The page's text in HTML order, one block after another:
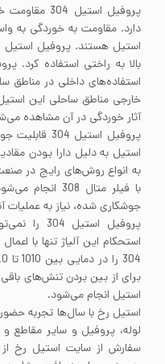
پروفیل
دارد. مقاومت به خوردگی به
استفاده‌های داخلی در مناطق
خارجی مناطق ساحلی این
آثار خوردگی در آن مشاهده
پروفیل
استیل به دلیل دارا بودن
با فیلر متال
جوشکاری شده، نیاز به عملیات
پروفیل
استحکام این آلیاژ تنها با
برای از بین بردن تنش‌های
استیل انجام می‌شود.
استیل رخ با سال‌ها تجربه حضور
لوله، پروفیل و سایر مقاطع
سفارش از سایت استیل رخ